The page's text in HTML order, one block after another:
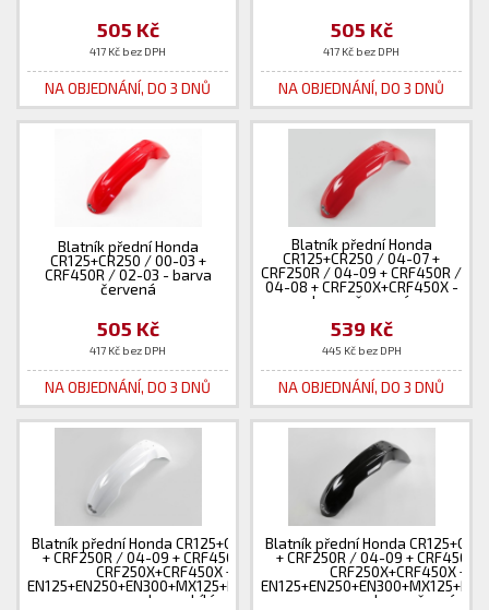
505 Kč
417 Kč bez DPH
NA OBJEDNÁNÍ, DO 3 DNŮ
505 Kč
417 Kč bez DPH
NA OBJEDNÁNÍ, DO 3 DNŮ
Blatník přední Honda
CR125+CR250 / 00-03 +
CRF450R / 02-03 - barva
červená
505 Kč
417 Kč bez DPH
NA OBJEDNÁNÍ, DO 3 DNŮ
Blatník přední Honda
CR125+CR250 / 04-07 +
CRF250R / 04-09 + CRF450R /
04-08 + CRF250X+CRF450X -
barva červená
539 Kč
445 Kč bez DPH
NA OBJEDNÁNÍ, DO 3 DNŮ
Blatník přední Honda CR125+CR250 / 04-07
+ CRF250R / 04-09 + CRF450R / 04-08 +
CRF250X+CRF450X + TM
EN125+EN250+EN300+MX125+MX250+MX300
- barva bílá
Blatník přední Honda
+ CRF250R / 04-09 + CRF450R
CRF250X+CRF450X +
- barva černá